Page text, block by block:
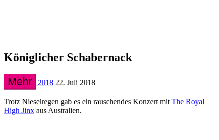
Königlicher Schabernack
Mehr 2018 22. Juli 2018
Trotz Nieselregen gab es ein rauschendes Konzert mit The Royal
High Jinx aus Australien.